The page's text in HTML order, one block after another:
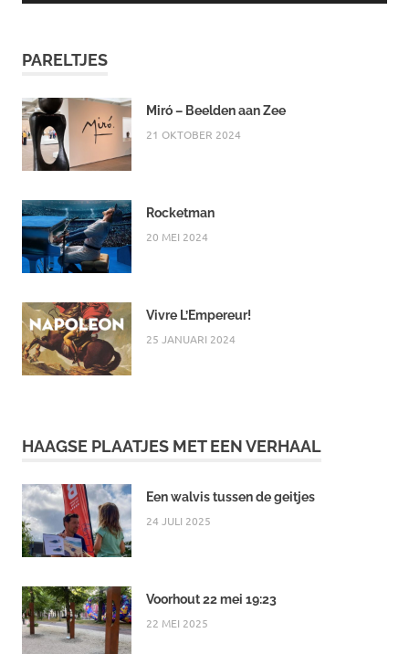
PARELTJES
Miró – Beelden aan Zee
21 OKTOBER 2024
Rocketman
20 MEI 2024
Vivre L’Empereur!
25 JANUARI 2024
HAAGSE PLAATJES MET EEN VERHAAL
Een walvis tussen de geitjes
24 JULI 2025
Voorhout 22 mei 19:23
22 MEI 2025